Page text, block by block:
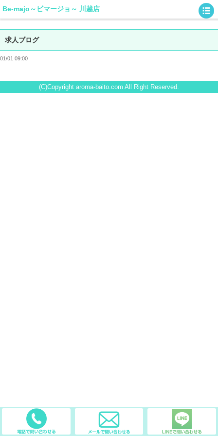
Be-majo～ビマージョ～ 川越店
求人ブログ
01/01 09:00
(C)Copyright aroma-baito.com All Right Reserved.